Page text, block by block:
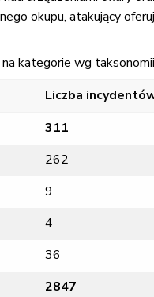
okupu, atakujący
kategorie wg
Liczba
311
262
9
4
36
2847